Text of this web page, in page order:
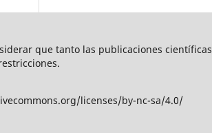
que tanto las publicaciones científicas
licenses/by-nc-sa/4.0/